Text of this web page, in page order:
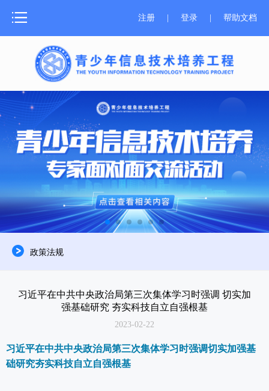
网站首页
测评介绍
新闻中心
测评报名
成绩证书
学习资源
师资培训
关于器材
测评服务
注册 登录 帮助文档
政策法规
习近平在中共中央政治局第三次集体学习时强调 切实加
强基础研究 夯实科技自立自强根基
2023-02-22
习近平在中共中央政治局第三次集体学习时强调切实加强基
础研究夯实科技自立自强根基